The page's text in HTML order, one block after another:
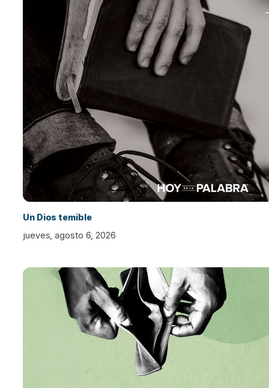
Un Dios temible
jueves, agosto 6, 2026